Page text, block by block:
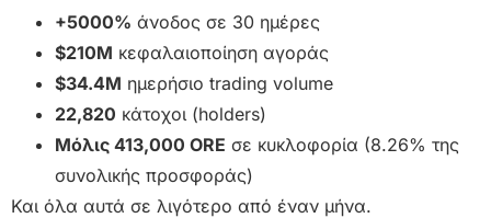
+5000% άνοδος σε 30 ημέρες
$210M κεφαλαιοποίηση αγοράς
$34.4M ημερήσιο trading volume
22,820 κάτοχοι (holders)
Μόλις 413,000 ORE σε κυκλοφορία (8.26% της
συνολικής προσφοράς)
Και όλα αυτά σε λιγότερο από έναν μήνα.